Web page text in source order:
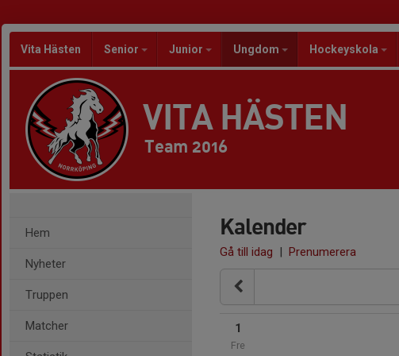
Vita Hästen Senior Junior Ungdom Hockeyskola
VITA HÄSTEN
Team 2016
Hem
Nyheter
Truppen
Matcher
Kalender
Gå till idag | Prenumerera
1
Fre